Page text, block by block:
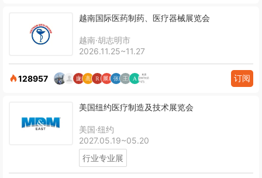
越南国际医药制药、医疗器械展览会
越南·胡志明市
2026.11.25~11.27
128957 订阅
美国纽约医疗制造及技术展览会
美国·纽约
2027.05.19~05.20
行业专业展